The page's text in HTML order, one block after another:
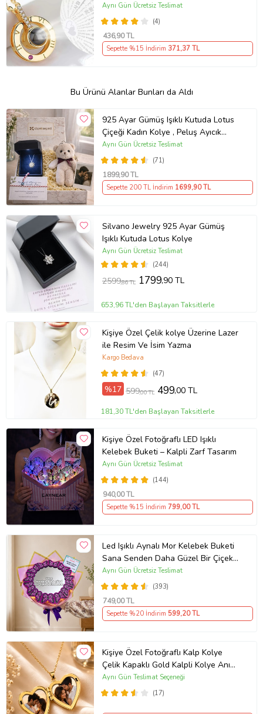
(4)
Aynı Gün Ücretsiz Teslimat
436,90 TL
Sepette %15 İndirim 371,37 TL
Bu Ürünü Alanlar Bunları da Aldı
925 Ayar Gümüş Işıklı Kutuda Lotus
Çiçeği Kadın Kolye , Peluş Ayıcık
Anahtarlık Marteniçka Bileklik,
Polaroid Fotoğraf Hediye
(71)
Aynı Gün Ücretsiz Teslimat
1899,90 TL
Sepette 200 TL İndirim 1699,90 TL
Silvano Jewelry 925 Ayar Gümüş
Işıklı Kutuda Lotus Kolye
(244)
Aynı Gün Ücretsiz Teslimat
2599,86 TL 1799,90 TL
653,96 TL'den Başlayan Taksitlerle
Kişiye Özel Çelik kolye Üzerine Lazer
ile Resim Ve İsim Yazma
(47)
Kargo Bedava
%17 599,00 TL 499,00 TL
181,30 TL'den Başlayan Taksitlerle
Kişiye Özel Fotoğraflı LED Işıklı
Kelebek Buketi – Kalpli Zarf Tasarım
(144)
Aynı Gün Ücretsiz Teslimat
940,00 TL
Sepette %15 İndirim 799,00 TL
Led Işıklı Aynalı Mor Kelebek Buketi
Sana Senden Daha Güzel Bir Çiçek
Bulamadım Ayna Buket Sevgiliye
Hediye
(393)
Aynı Gün Ücretsiz Teslimat
749,00 TL
Sepette %20 İndirim 599,20 TL
Kişiye Özel Fotoğraflı Kalp Kolye
Çelik Kapaklı Gold Kalpli Kolye Anı
Kolyesi Kalp Kolye Resimli Kolye –
Açılır Kapaklı Romantik Gold
(17)
Aynı Gün Teslimat Seçeneği